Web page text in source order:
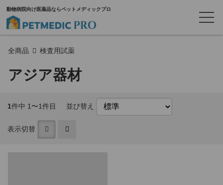
動物病院向け医薬品ならペットメディックプロ
全商品 検査用試薬
アジア器材
1件中 1〜1件目 並び替え
表示切替